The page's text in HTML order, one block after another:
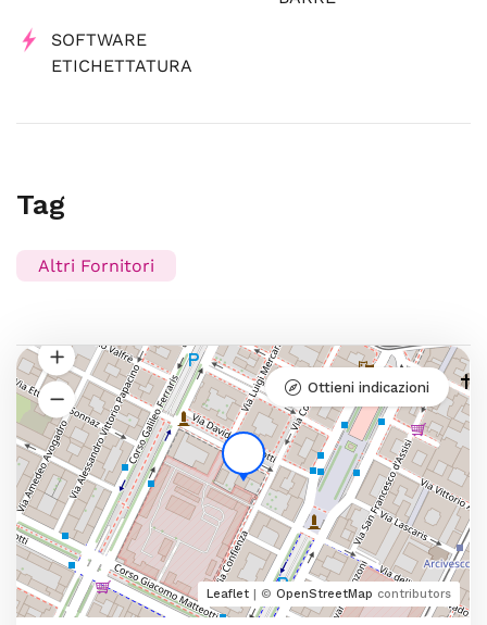
SOFTWARE
ETICHETTATURA
Tag
Altri Fornitori
Leaflet | © OpenStreetMap contributors
Ottieni indicazioni